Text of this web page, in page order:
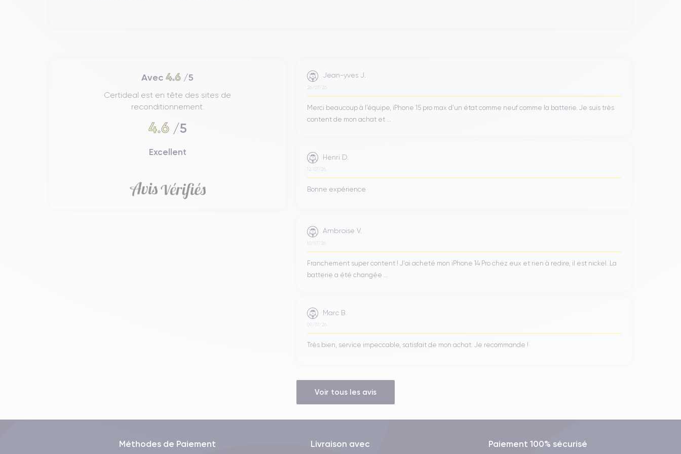
Avec4.6 /5
Certideal est en tête des sites de
reconditionnement.
4.6/5
Excellent
Jean-yves J.
26/07/26
Merci beaucoup à l’équipe, iPhone 15 pro max d’un état comme neuf comme la batterie. Je suis très
content de mon achat et ...
Henri D.
12/07/26
Bonne expérience
Ambroise V.
10/07/26
Franchement super content ! J'ai acheté mon iPhone 14 Pro chez eux et rien à redire, il est nickel. La
batterie a été changée ...
Marc B.
09/07/26
Très bien, service impeccable, satisfait de mon achat. Je recommande !
Voir tous les avis
Méthodes de Paiement Livraison avec Paiement 100% sécurisé